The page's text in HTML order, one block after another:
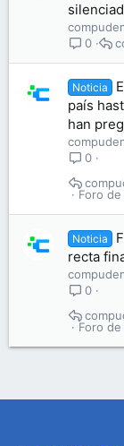
0
Noticia
país
han
0
Foro
Noticia
recta
0
Foro